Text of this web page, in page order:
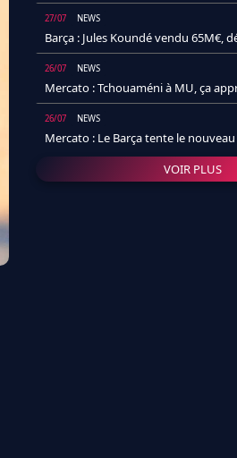
27/07 NEWS
Barça : Jules Koundé vendu 65M€,
26/07 NEWS
Mercato : Tchouaméni à MU, ça
26/07 NEWS
Mercato : Le Barça tente le
VOIR PLUS